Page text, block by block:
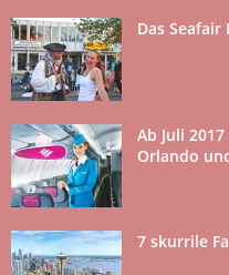
Das
Ab Juli
Orlando
7 skurrile